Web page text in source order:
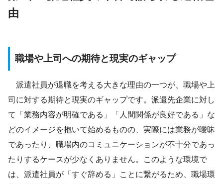
由
職場や上司への期待と現実のギャップ
派遣社員が退職を考える大きな理由の一つが、職場や上
司に対する期待と現実のギャップです。派遣先企業に対し
て「業務内容が明確である」「人間関係が良好である」な
どのイメージを抱いて始めるものの、実際には業務が曖昧
であったり、職場内のコミュニケーションが不十分であっ
たりするケースが少なくありません。このような環境で
は、派遣社員が「すぐ辞める」ことに繋がるため、職場環